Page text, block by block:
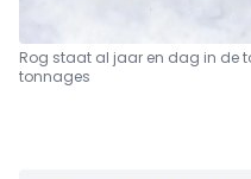
Rog staat al jaar en dag in de
tonnages